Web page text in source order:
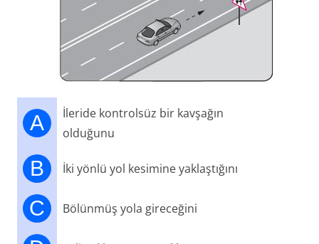
A
İleride kontrolsüz bir kavşağın
olduğunu
B İki yönlü yol kesimine yaklaştığını
C Bölünmüş yola gireceğini